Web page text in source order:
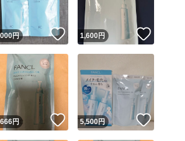
！
円 いいね！
1,600円
！
円 いいね！
5,500円 いいね！